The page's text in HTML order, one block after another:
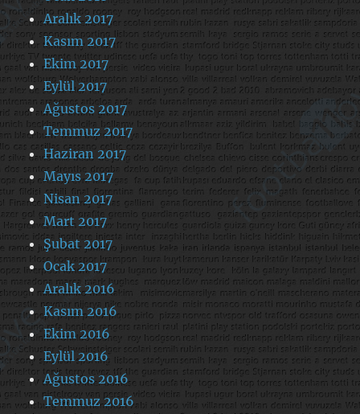
Aralık 2017
Kasım 2017
Ekim 2017
Eylül 2017
Ağustos 2017
Temmuz 2017
Haziran 2017
Mayıs 2017
Nisan 2017
Mart 2017
Şubat 2017
Ocak 2017
Aralık 2016
Kasım 2016
Ekim 2016
Eylül 2016
Ağustos 2016
Temmuz 2016